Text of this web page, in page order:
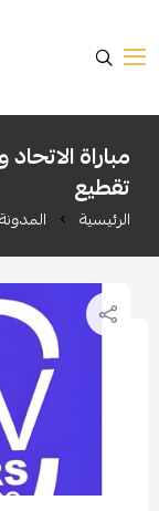
مباراة
تقطيع
الرئيسية المدونة